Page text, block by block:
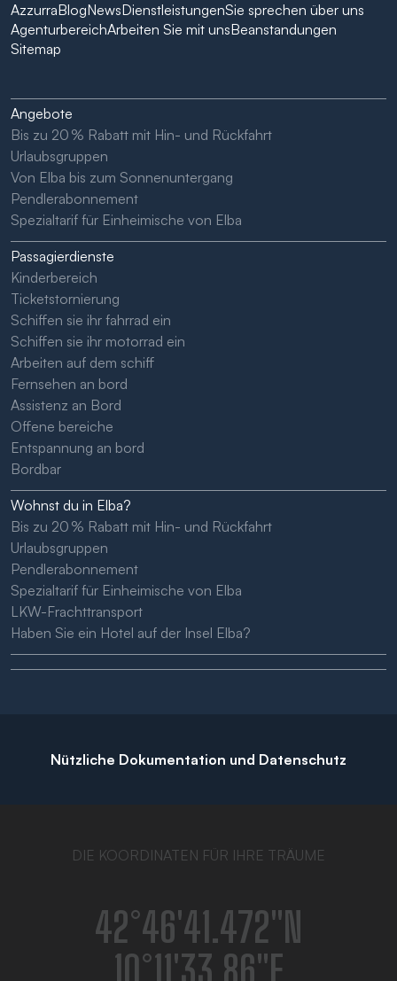
AzzurraBlogNewsDienstleistungenSie sprechen über uns
AgenturbereichArbeiten Sie mit unsBeanstandungen
Sitemap
Angebote
Bis zu 20 % Rabatt mit Hin- und Rückfahrt
Urlaubsgruppen
Von Elba bis zum Sonnenuntergang
Pendlerabonnement
Spezialtarif für Einheimische von Elba
Passagierdienste
Kinderbereich
Ticketstornierung
Schiffen sie ihr fahrrad ein
Schiffen sie ihr motorrad ein
Arbeiten auf dem schiff
Fernsehen an bord
Assistenz an Bord
Offene bereiche
Entspannung an bord
Bordbar
Wohnst du in Elba?
Bis zu 20 % Rabatt mit Hin- und Rückfahrt
Urlaubsgruppen
Pendlerabonnement
Spezialtarif für Einheimische von Elba
LKW-Frachttransport
Haben Sie ein Hotel auf der Insel Elba?
Nützliche Dokumentation und Datenschutz
DIE KOORDINATEN FÜR IHRE TRÄUME
42°46′41.472″N